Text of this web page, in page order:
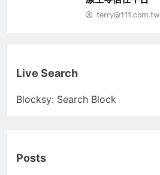
terry@111.com.tw
Live Search
Blocksy: Search Block
Posts